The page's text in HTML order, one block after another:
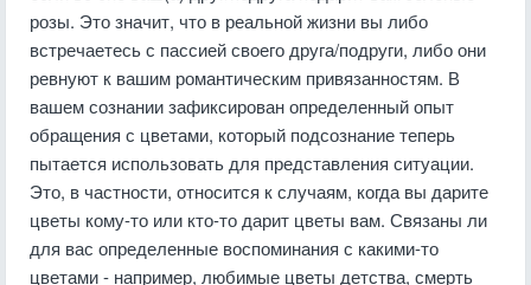
розы. Это значит, что в реальной жизни вы либо
встречаетесь с пассией своего друга/подруги, либо они
ревнуют к вашим романтическим привязанностям. В
вашем сознании зафиксирован определенный опыт
обращения с цветами, который подсознание теперь
пытается использовать для представления ситуации.
Это, в частности, относится к случаям, когда вы дарите
цветы кому-то или кто-то дарит цветы вам. Связаны ли
для вас определенные воспоминания с какими-то
цветами - например, любимые цветы детства, смерть